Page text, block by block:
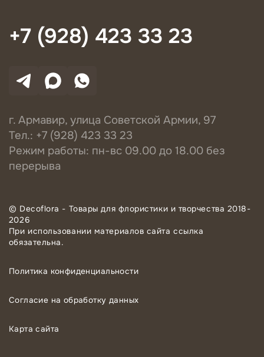
+7 (928) 423 33 23
г. Армавир, улица Советской Армии, 97
Тел.: +7 (928) 423 33 23
Режим работы: пн-вс 09.00 до 18.00 без
перерыва
© Decoflora - Товары для флористики и творчества 2018-
2026
При использовании материалов сайта ссылка
обязательна.
Политика конфиденциальности
Согласие на обработку данных
Карта сайта